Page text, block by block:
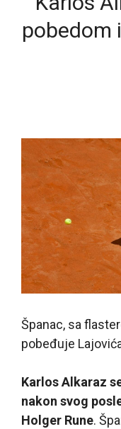
pobedom
Španac, sa
pobeđuje
Karlos Alkaraz
nakon svog
Holger Rune.